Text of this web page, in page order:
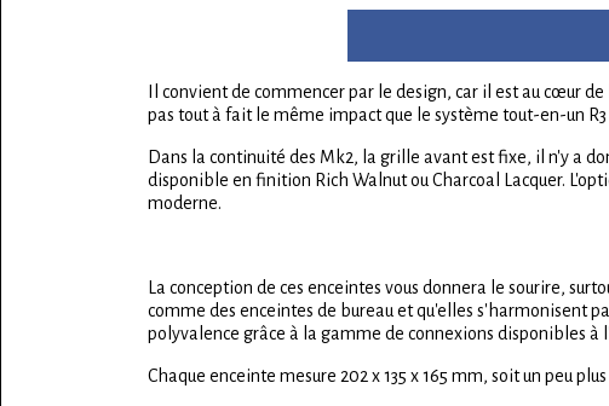
Il convient de commencer par le design, car il est au cœur
pas tout à fait le même impact que le système tout-en-un
Dans la continuité des Mk2, la grille avant est fixe, il n'y a
disponible en finition Rich Walnut ou Charcoal Lacquer.
moderne.
La conception de ces enceintes vous donnera le sourire,
comme des enceintes de bureau et qu'elles s'harmonisent
polyvalence grâce à la gamme de connexions disponibles à
Chaque enceinte mesure 202 x 135 x 165 mm, soit un peu